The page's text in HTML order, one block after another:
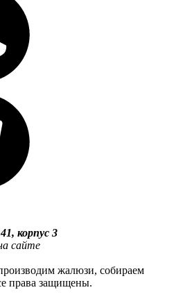
корпус 3
сайте
жалюзи, собираем
права защищены.